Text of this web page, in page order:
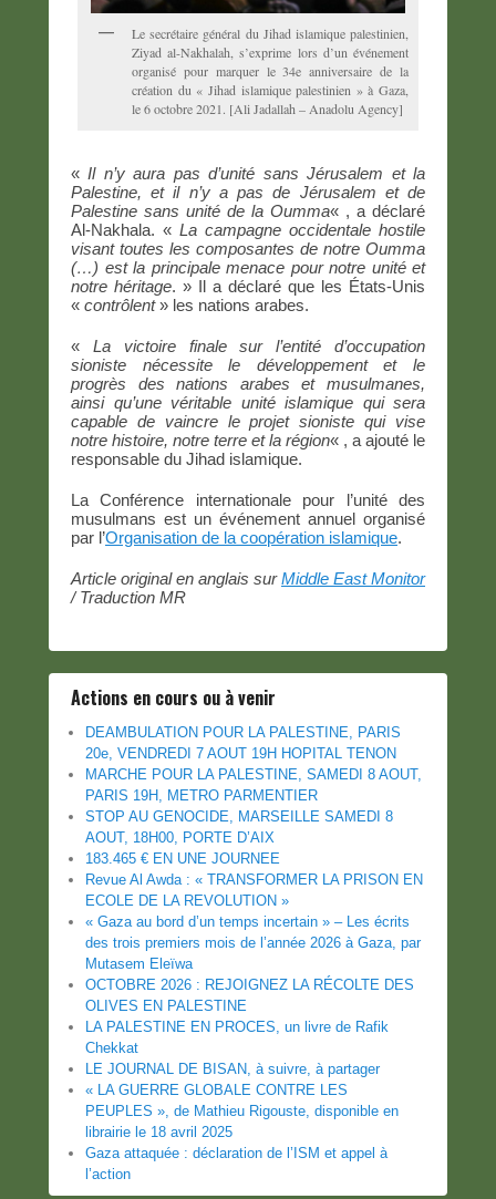
Le secrétaire général du Jihad islamique palestinien,
Ziyad al-Nakhalah, s’exprime lors d’un événement
organisé pour marquer le 34e anniversaire de la
création du « Jihad islamique palestinien » à Gaza,
le 6 octobre 2021. [Ali Jadallah – Anadolu Agency]
«Il n’y aura pas d’unité sans Jérusalem et la
Palestine, et il n’y a pas de Jérusalem et de
Palestine sans unité de la Oumma« , a déclaré
Al-Nakhala. « La campagne occidentale hostile
visant toutes les composantes de notre Oumma
(…) est la principale menace pour notre unité et
notre héritage. » Il a déclaré que les États-Unis
« contrôlent» les nations arabes.
« La victoire finale sur l’entité d’occupation
sioniste nécessite le développement et le
progrès des nations arabes et musulmanes,
ainsi qu’une véritable unité islamique qui sera
capable de vaincre le projet sioniste qui vise
notre histoire, notre terre et la région« , a ajouté le
responsable du Jihad islamique.
La Conférence internationale pour l’unité des
musulmans est un événement annuel organisé
par l’Organisation de la coopération islamique.
Article original en anglais surMiddle East Monitor
/ Traduction MR
Actions en cours ou à venir
DEAMBULATION POUR LA PALESTINE, PARIS
20e, VENDREDI 7 AOUT 19H HOPITAL TENON
MARCHE POUR LA PALESTINE, SAMEDI 8 AOUT,
PARIS 19H, METRO PARMENTIER
STOP AU GENOCIDE, MARSEILLE SAMEDI 8
AOUT, 18H00, PORTE D’AIX
183.465 € EN UNE JOURNEE
Revue Al Awda : « TRANSFORMER LA PRISON EN
ECOLE DE LA REVOLUTION »
« Gaza au bord d’un temps incertain » – Les écrits
des trois premiers mois de l’année 2026 à Gaza, par
Mutasem Eleïwa
OCTOBRE 2026 : REJOIGNEZ LA RÉCOLTE DES
OLIVES EN PALESTINE
LA PALESTINE EN PROCES, un livre de Rafik
Chekkat
LE JOURNAL DE BISAN, à suivre, à partager
« LA GUERRE GLOBALE CONTRE LES
PEUPLES », de Mathieu Rigouste, disponible en
librairie le 18 avril 2025
Gaza attaquée : déclaration de l’ISM et appel à
l’action